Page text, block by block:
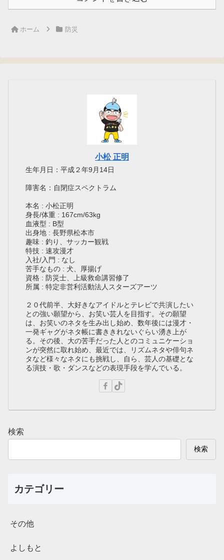
ホーム 防災
小松 正明
生年月日：平成２年9月14日
障害名：自閉症スペクトラム
本名 : 小松正明
身長/体重 : 167cm/63kg
血液型 : B型
出身地 : 長野県松本市
趣味 : 釣り、サッカー観戦
特技 : 速攻漫才
入社/入門 : なし
苦手なもの : 犬、厚揚げ
資格 : 防災士、上級救命講習修了
所属 : 特定非営利活動法人スターズアーツ
２０代前半、大好きなアイドルとテレビで共演したい
との強い願望から、お笑い芸人を目指す。その願望
は、お笑いのネタを生み出し始め、数年後には漫才・
一発ギャグがネタ帳に書ききれないぐらい湧き上が
る。その後、大の苦手だった人とのコミュニケーショ
ンが突然に取れ始め、最近では、リズムネタや俳句ネ
タなど様々なネタにも挑戦し、自ら、芸人の基礎とな
る演技・歌・ダンスなどの表現手段を学んでいる。
検索
検索
カテゴリー
その他
よしもと